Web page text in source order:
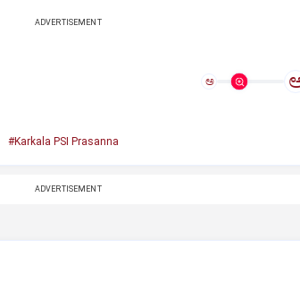
ADVERTISEMENT
ಅ
#Karkala PSI Prasanna
ADVERTISEMENT